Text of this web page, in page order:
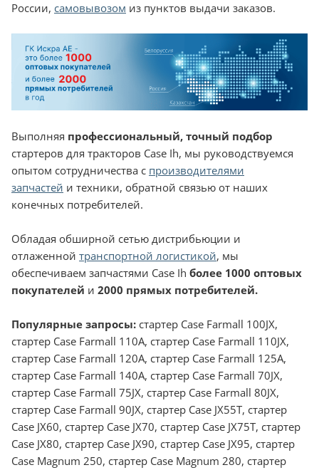
России, самовывозом из пунктов выдачи заказов.
Выполняя профессиональный, точный подбор
стартеров для тракторов Case Ih, мы руководствуемся
опытом сотрудничества с производителями
запчастей и техники, обратной связью от наших
конечных потребителей.
Обладая обширной сетью дистрибьюции и
отлаженной транспортной логистикой, мы
обеспечиваем запчастями Case Ih более 1000 оптовых
покупателей и 2000 прямых потребителей.
Популярные запросы: стартер Case Farmall 100JX,
стартер Case Farmall 110A, стартер Case Farmall 110JX,
стартер Case Farmall 120A, стартер Case Farmall 125A,
стартер Case Farmall 140A, стартер Case Farmall 70JX,
стартер Case Farmall 75JX, стартер Case Farmall 80JX,
стартер Case Farmall 90JX, стартер Case JX55T, стартер
Case JX60, стартер Case JX70, стартер Case JX75T, стартер
Case JX80, стартер Case JX90, стартер Case JX95, стартер
Case Magnum 250, стартер Case Magnum 280, стартер